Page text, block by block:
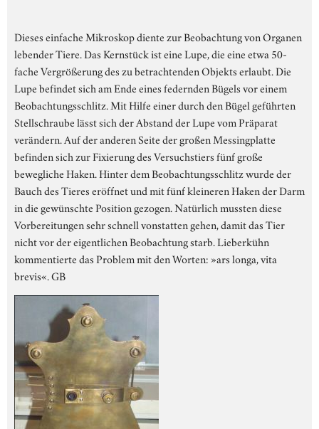
Dieses einfache Mikroskop diente zur Beobachtung von Organen
lebender Tiere. Das Kernstück ist eine Lupe, die eine etwa 50-
fache Vergrößerung des zu betrachtenden Objekts erlaubt. Die
Lupe befindet sich am Ende eines federnden Bügels vor einem
Beobachtungsschlitz. Mit Hilfe einer durch den Bügel geführten
Stellschraube lässt sich der Abstand der Lupe vom Präparat
verändern. Auf der anderen Seite der großen Messingplatte
befinden sich zur Fixierung des Versuchstiers fünf große
bewegliche Haken. Hinter dem Beobachtungsschlitz wurde der
Bauch des Tieres eröffnet und mit fünf kleineren Haken der Darm
in die gewünschte Position gezogen. Natürlich mussten diese
Vorbereitungen sehr schnell vonstatten gehen, damit das Tier
nicht vor der eigentlichen Beobachtung starb. Lieberkühn
kommentierte das Problem mit den Worten: »ars longa, vita
brevis«. GB